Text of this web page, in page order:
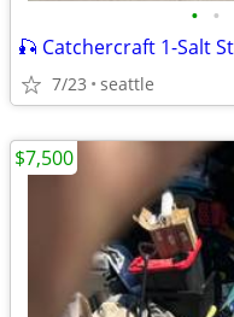
• •
7/23 seattle
$7,500